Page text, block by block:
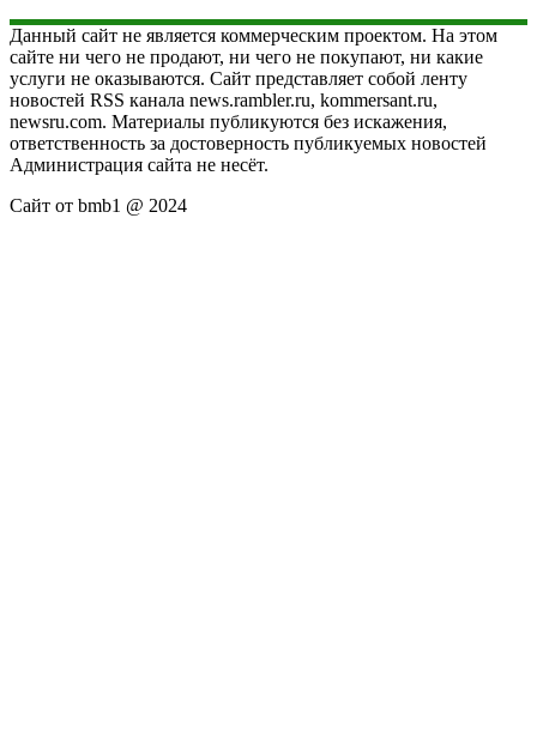
Данный сайт не является коммерческим проектом. На этом
сайте ни чего не продают, ни чего не покупают, ни какие
услуги не оказываются. Сайт представляет собой ленту
новостей RSS канала news.rambler.ru, kommersant.ru,
newsru.com. Материалы публикуются без искажения,
ответственность за достоверность публикуемых новостей
Администрация сайта не несёт.
Сайт от bmb1 @ 2024